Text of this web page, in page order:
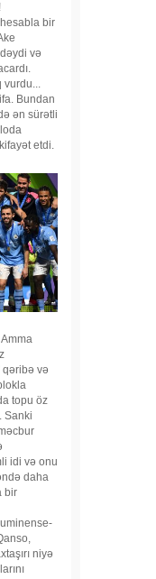
hesabla bir
və
vurdu...
Bundan
ən sürətli
etdi.
qəribə və
topu öz
Sanki
idi və onu
daha
bir
niyə